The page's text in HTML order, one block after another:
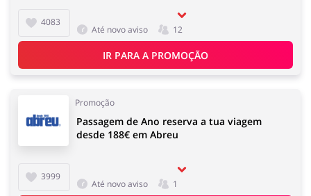
Infantil e para Mães
Esporte e Recreação
4083
Até novo aviso 12
IR PARA A PROMOÇÃO
Promoção
3999
Passagem de Ano reserva a tua viagem
desde 188€ em Abreu
Até novo aviso 1